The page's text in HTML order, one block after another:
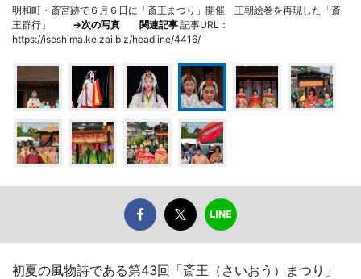
明和町・斎宮跡で６月６日に「斎王まつり」開催 王朝絵巻を再現した「斎
王群行」 →次の写真 関連記事 記事URL：
https://iseshima.keizai.biz/headline/4416/
初夏の風物詩である第43回「斎王（さいおう）まつり」